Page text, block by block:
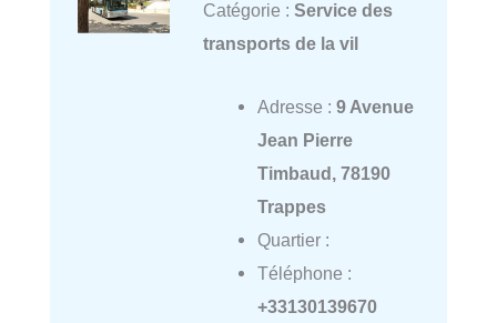
Catégorie : Service des
transports de la vil
Adresse : 9 Avenue
Jean Pierre
Timbaud, 78190
Trappes
Quartier :
Téléphone :
+33130139670